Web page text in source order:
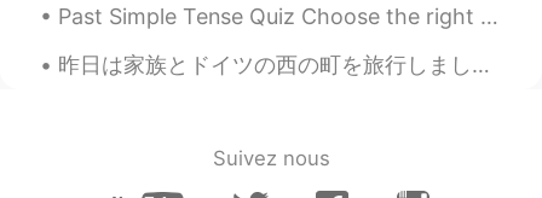
Joohyunlee 2019.07.27 17:52
KR EN
Past Simple Tense Quiz Choose the right answer.. 👇👇👇👇👇👇 1. I _____ to the bar last night. A. wen...
昨日は家族とドイツの西の町を旅行しました。船でコーヒーを飲みました。😊船からの眺めは美しかったですね。この辺りに城がいっぱいあります！今日は家に帰ります。ちょっと残念ですね。将来是非もう一度行き...
Suivez nous